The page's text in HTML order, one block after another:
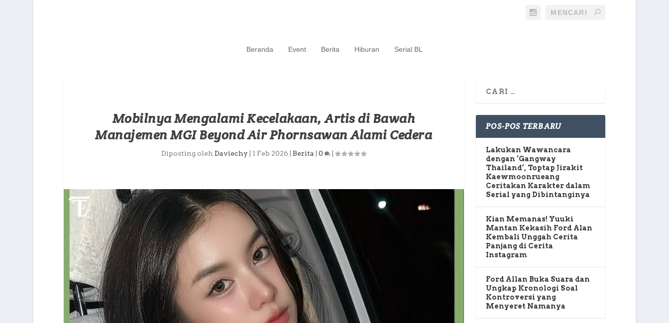
Beranda Event Berita Hiburan Serial BL
Mobilnya Mengalami Kecelakaan, Artis di Bawah
Manajemen MGI Beyond Air Phornsawan Alami Cedera
Diposting olehDaviechy 1 Feb 2026 |Berita |0 |
POS-POS TERBARU
Lakukan Wawancara
dengan ‘Gangway
Thailand’, Toptap Jirakit
Kaewmoonrueang
Ceritakan Karakter dalam
Serial yang Dibintanginya
Kian Memanas! Yuuki
Mantan Kekasih Ford Alan
Kembali Unggah Cerita
Panjang di Cerita
Instagram
Ford Allan Buka Suara dan
Ungkap Kronologi Soal
Kontroversi yang
Menyeret Namanya